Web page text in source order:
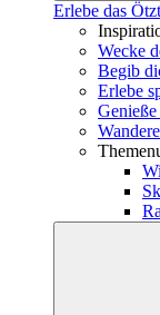
Erlebe das
Wecke
Begib
Erlebe